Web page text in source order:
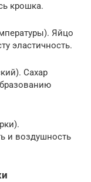
крошка.
Яйцо
эластичность.
Сахар
и воздушность